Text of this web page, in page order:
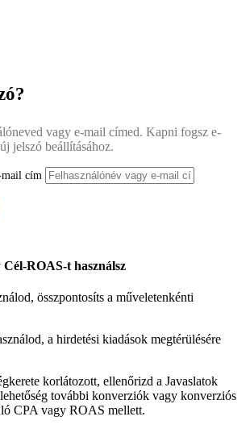
vagy e-mail címed. Kapni fogsz e-
jelszó beállításához.
mail cím
ROAS-t használsz
összpontosíts a műveletenkénti
a hirdetési kiadások megtérülésére
korlátozott, ellenőrizd a Javaslatok
további konverziók vagy konverziós
CPA vagy ROAS mellett.